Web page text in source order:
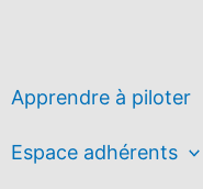
Apprendre à piloter
Espace adhérents